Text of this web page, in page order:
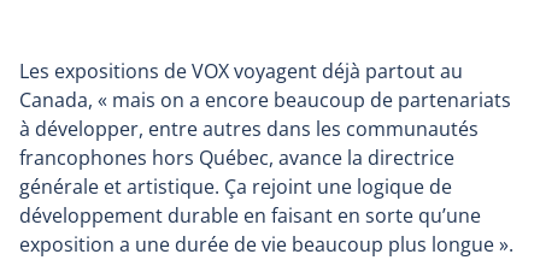
Les expositions de VOX voyagent déjà partout au
Canada, « mais on a encore beaucoup de partenariats
à développer, entre autres dans les communautés
francophones hors Québec, avance la directrice
générale et artistique. Ça rejoint une logique de
développement durable en faisant en sorte qu’une
exposition a une durée de vie beaucoup plus longue ».